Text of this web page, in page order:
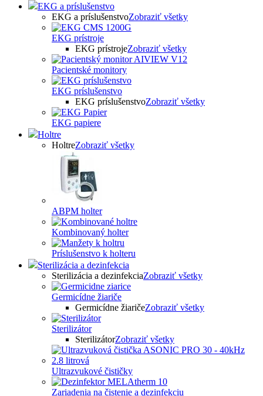
EKG a príslušenstvo
EKG a príslušenstvoZobraziť všetky
EKG prístroje
EKG prístrojeZobraziť všetky
Pacientské monitory
EKG príslušenstvo
EKG príslušenstvoZobraziť všetky
EKG papiere
Holtre
HoltreZobraziť všetky
ABPM holter
Kombinovaný holter
Príslušenstvo k holteru
Sterilizácia a dezinfekcia
Sterilizácia a dezinfekciaZobraziť všetky
Germicídne žiariče
Germicídne žiaričeZobraziť všetky
Sterilizátor
SterilizátorZobraziť všetky
Ultrazvukové čističky
Zariadenia na čistenie a dezinfekciu